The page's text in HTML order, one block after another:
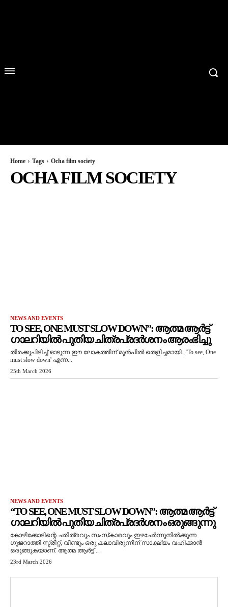
Home Tags Ocha film society
OCHA FILM SOCIETY
NEWS AND EVENTS
TO SEE, ONE MUST SLOW DOWN”: ആത്മ ആർട്ട്
ഗാലറിയിൽ പുതിയ ചിത്രപ്രദർശനം ആരംഭിച്ചു
തിരക്കുപിടിച്ച് ഓടുന്ന ഈ ലോകത്തിന് മുൻപിൽ തെളിച്ചമായി , 'To see, One
must slow down' എന്ന...
25th March 2026
NEWS AND EVENTS
“TO SEE, ONE MUST SLOW DOWN”: ആത്മ ആർട്ട്
ഗാലറിയിൽ പുതിയ ചിത്രപ്രദർശനം ഒരുങ്ങുന്നു
കോഴിക്കോടിന്റെ ചരിത്രവും സംസ്‌കാരവും ഇഴചേർന്നുനിൽക്കുന്ന
ഗുജറാത്തി സ്ട്രീറ്റ്, വീണ്ടും ഒരു കലാവിരുന്നിന് സാക്ഷ്യം വഹിക്കാൻ
ഒരുങ്ങുകയാണ്. ആത്മ ആർട്ട്...
23rd March 2026